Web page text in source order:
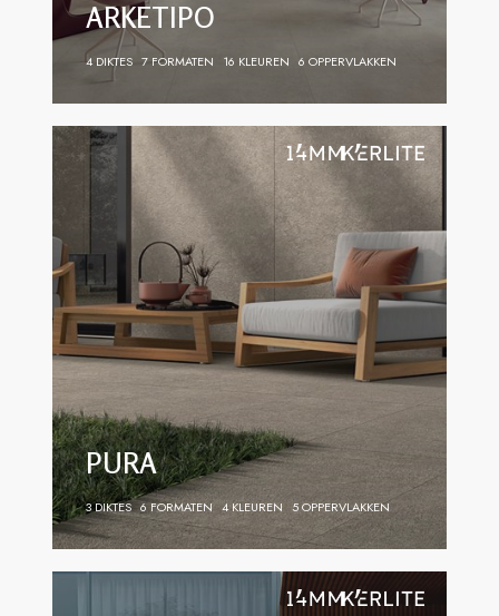
ARKETIPO
4 DIKTES 7 FORMATEN 16 KLEUREN 6 OPPERVLAKKEN
PURA
3 DIKTES 6 FORMATEN 4 KLEUREN 5 OPPERVLAKKEN